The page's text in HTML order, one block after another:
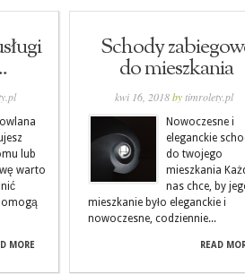
lub
warto
MORE
Schody
do mieszkania
kwi 16, 2018bytimrolety.pl
Nowoczesne i
eleganckie
do twojego
mieszkania
nas chce, by
mieszkanie było eleganckie i
nowoczesne, codziennie...
READ